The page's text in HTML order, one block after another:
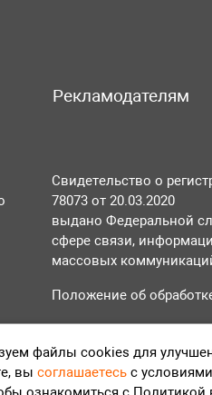
Рекламодателям
Свидетельство о
78073 от 20.03.2020
выдано Федеральной
сфере связи,
массовых
Положение об
Согласие на обработку
файлы cookies для
вы соглашаетесь с